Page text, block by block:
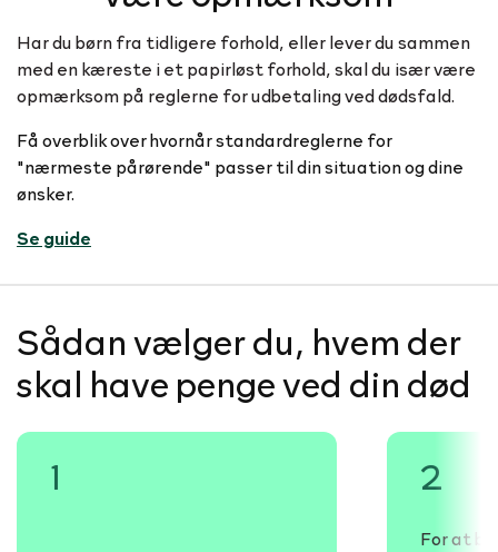
Har du børn fra tidligere forhold, eller lever du sammen
med en kæreste i et papirløst forhold, skal du især være
opmærksom på reglerne for udbetaling ved dødsfald.
Få overblik over hvornår standardreglerne for
"nærmeste pårørende" passer til din situation og dine
ønsker.
Se guide
Sådan vælger du, hvem der
skal have penge ved din død
1
2
For at